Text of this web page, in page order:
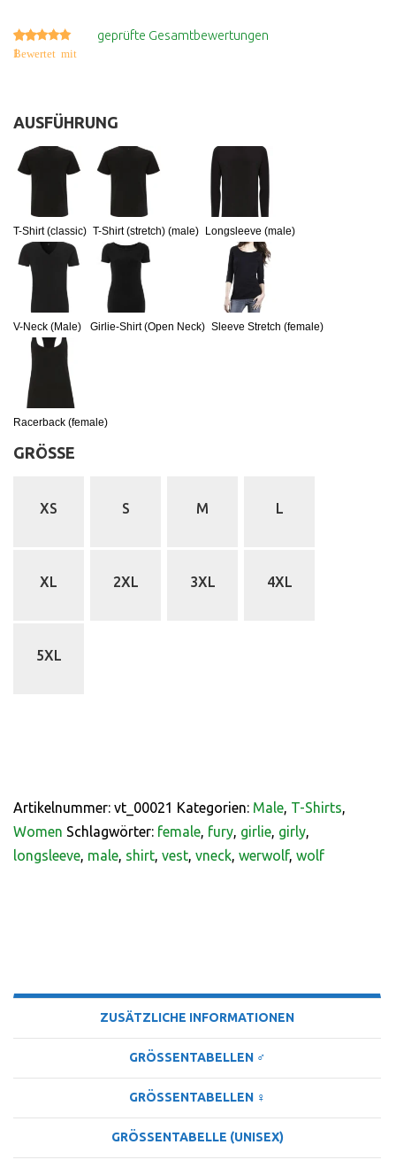
Bewertet mit
1
geprüfte Gesamtbewertungen
AUSFÜHRUNG
T-Shirt (classic) T-Shirt (stretch) (male) Longsleeve (male)
V-Neck (Male) Girlie-Shirt (Open Neck) Sleeve Stretch (female)
Racerback (female)
GRÖSSE
XS S M L
XL 2XL 3XL 4XL
5XL
Artikelnummer: vt_00021 Kategorien: Male, T-Shirts,
Women Schlagwörter: female, fury, girlie, girly,
longsleeve, male, shirt, vest, vneck, werwolf, wolf
ZUSÄTZLICHE INFORMATIONEN
GRÖSSENTABELLEN ♂
GRÖSSENTABELLEN ♀
GRÖSSENTABELLE (UNISEX)